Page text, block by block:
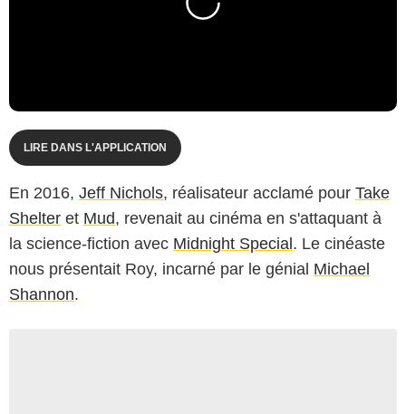
LIRE DANS L'APPLICATION
En 2016, Jeff Nichols, réalisateur acclamé pour Take
Shelter et Mud, revenait au cinéma en s'attaquant à
la science-fiction avec Midnight Special. Le cinéaste
nous présentait Roy, incarné par le génial Michael
Shannon.